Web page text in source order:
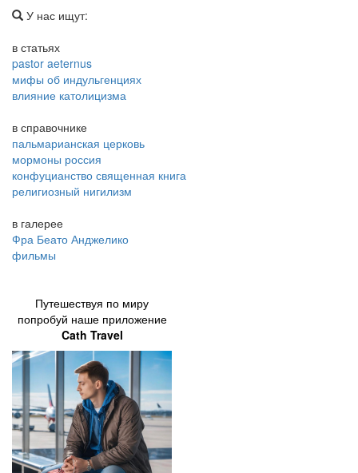
У нас ищут:
в статьях
pastor aeternus
мифы об индульгенциях
влияние католицизма
в справочнике
пальмарианская церковь
мормоны россия
конфуцианство священная книга
религиозный нигилизм
в галерее
Фра Беато Анджелико
фильмы
Путешествуя по миру
попробуй наше приложение
Cath Travel